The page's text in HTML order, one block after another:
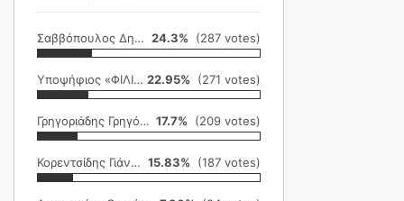
Σαββόπουλος Δημήτρης 24.3% (287 votes)
Υποψήφιος «ΦΙΛΙΚΗ ΕΤΑΙΡΕΙΑ» 22.95% (271 votes)
Γρηγοριάδης Γρηγόρης 17.7% (209 votes)
Κορεντσίδης Γιάννης 15.83% (187 votes)